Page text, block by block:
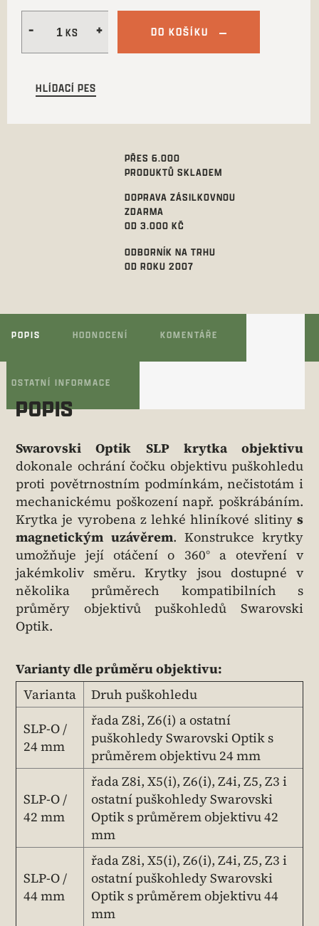
DO KOŠÍKU
HLÍDACÍ PES
PŘES 6.000
PRODUKTŮ SKLADEM
DOPRAVA ZÁSILKOVNOU
ZDARMA
OD 3.000 KČ
ODBORNÍK NA TRHU
OD ROKU 2007
POPIS HODNOCENÍ KOMENTÁŘE
OSTATNÍ INFORMACE
POPIS
Swarovski Optik SLP krytka objektivu
dokonale ochrání čočku objektivu puškohledu
proti povětrnostním podmínkám, nečistotám i
mechanickému poškození např. poškrábáním.
Krytka je vyrobena z lehké hliníkové slitiny s
magnetickým uzávěrem. Konstrukce krytky
umožňuje její otáčení o 360° a otevření v
jakémkoliv směru. Krytky jsou dostupné v
několika průměrech kompatibilních s
průměry objektivů puškohledů Swarovski
Optik.
Varianty dle průměru objektivu:
Varianta
Druh puškohledu
SLP-O /
24 mm
řada Z8i, Z6(i) a ostatní
puškohledy Swarovski Optik s
průměrem objektivu 24 mm
SLP-O /
42 mm
řada Z8i, X5(i), Z6(i), Z4i, Z5, Z3 i
ostatní puškohledy Swarovski
Optik s průměrem objektivu 42
mm
SLP-O /
44 mm
řada Z8i, X5(i), Z6(i), Z4i, Z5, Z3 i
ostatní puškohledy Swarovski
Optik s průměrem objektivu 44
mm